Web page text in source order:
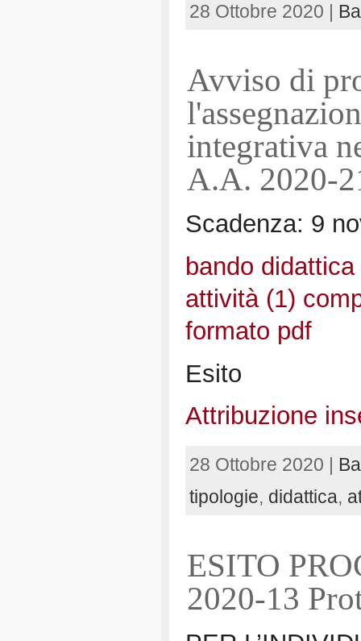
28 Ottobre 2020 |
Avviso di
integrativa
A.A. 2020-
Scadenza: 9
bando
attività (1)
formato pdf
Esito
Attribuzione
28 Ottobre 2020 |
tipologie, didattica,
ESITO
2020-13